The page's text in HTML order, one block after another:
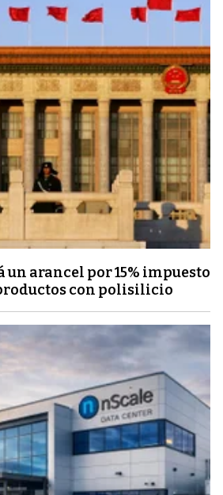
arancel por 15% impuesto
productos con polisilicio